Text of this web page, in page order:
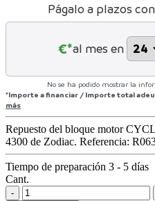
Págalo a plazos con
€*al mes en
No se ha podido mostrar la
*Importe a financiar / Importe total
más
Repuesto del bloque motor
4300 de Zodiac. Referencia:
Tiempo de preparación 3 - 5 días
Cant.
-